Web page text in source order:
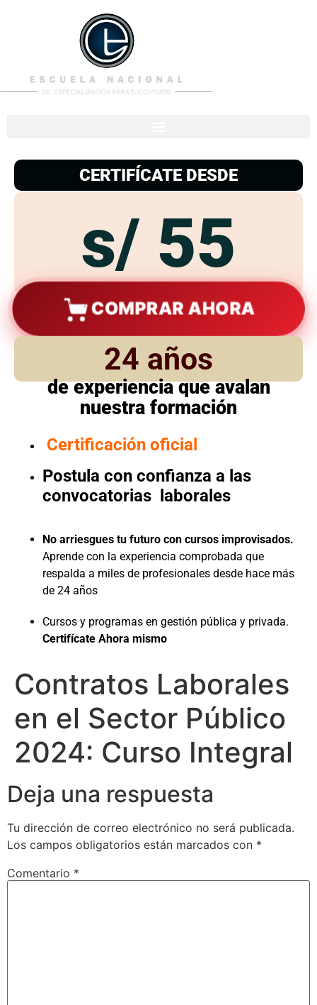
CERTIFÍCATE DESDE
s/ 55
COMPRAR AHORA
24 años
de experiencia que avalan
nuestra formación
Certificación oficial
Postula con confianza a las
convocatorias laborales
No arriesgues tu futuro con cursos improvisados.
Aprende con la experiencia comprobada que
respalda a miles de profesionales desde hace más
de 24 años
Cursos y programas en gestión pública y privada.
Certifícate Ahora mismo
Contratos Laborales
en el Sector Público
2024: Curso Integral
Deja una respuesta
Tu dirección de correo electrónico no será publicada.
Los campos obligatorios están marcados con *
Comentario *